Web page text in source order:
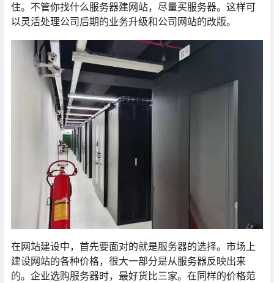
住。不管你找什么服务器建网站，尽量买服务器。这样可
以灵活处理公司后期的业务升级和公司网站的改版。
在网站建设中，首先要面对的就是服务器的选择。市场上
建设网站的各种价格，很大一部分是从服务器反映出来
的。企业选购服务器时，最好货比三家。在同样的价格范